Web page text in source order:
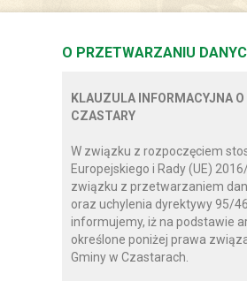
O PRZETWARZANIU
KLAUZULA INFORMACYJNA
CZASTARY
W związku z rozpoczęciem
Europejskiego i Rady (UE)
związku z przetwarzaniem
oraz uchylenia dyrektywy 95/
informujemy, iż na podstawie
określone poniżej prawa
Gminy w Czastarach.